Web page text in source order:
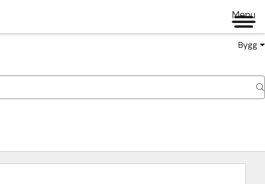
Menu
Bygg